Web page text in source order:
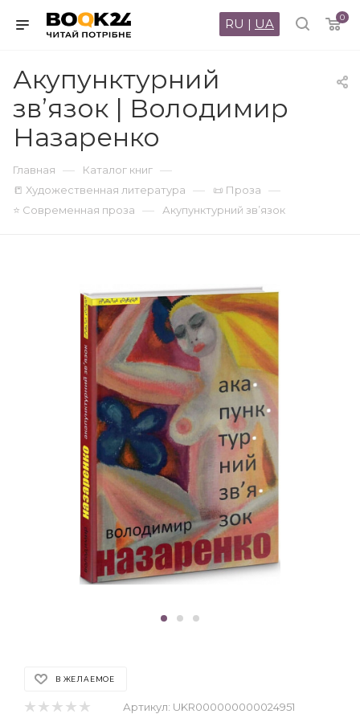
0
RU | UA
Акупунктурний
зв’язок | Володимир
Назаренко
Главная — Каталог книг —
📒 Художественная литература — 📜 Проза —
⭐ Современная проза — Акупунктурний зв’язок
В ЖЕЛАЕМОЕ
Артикул: UKR000000000024951